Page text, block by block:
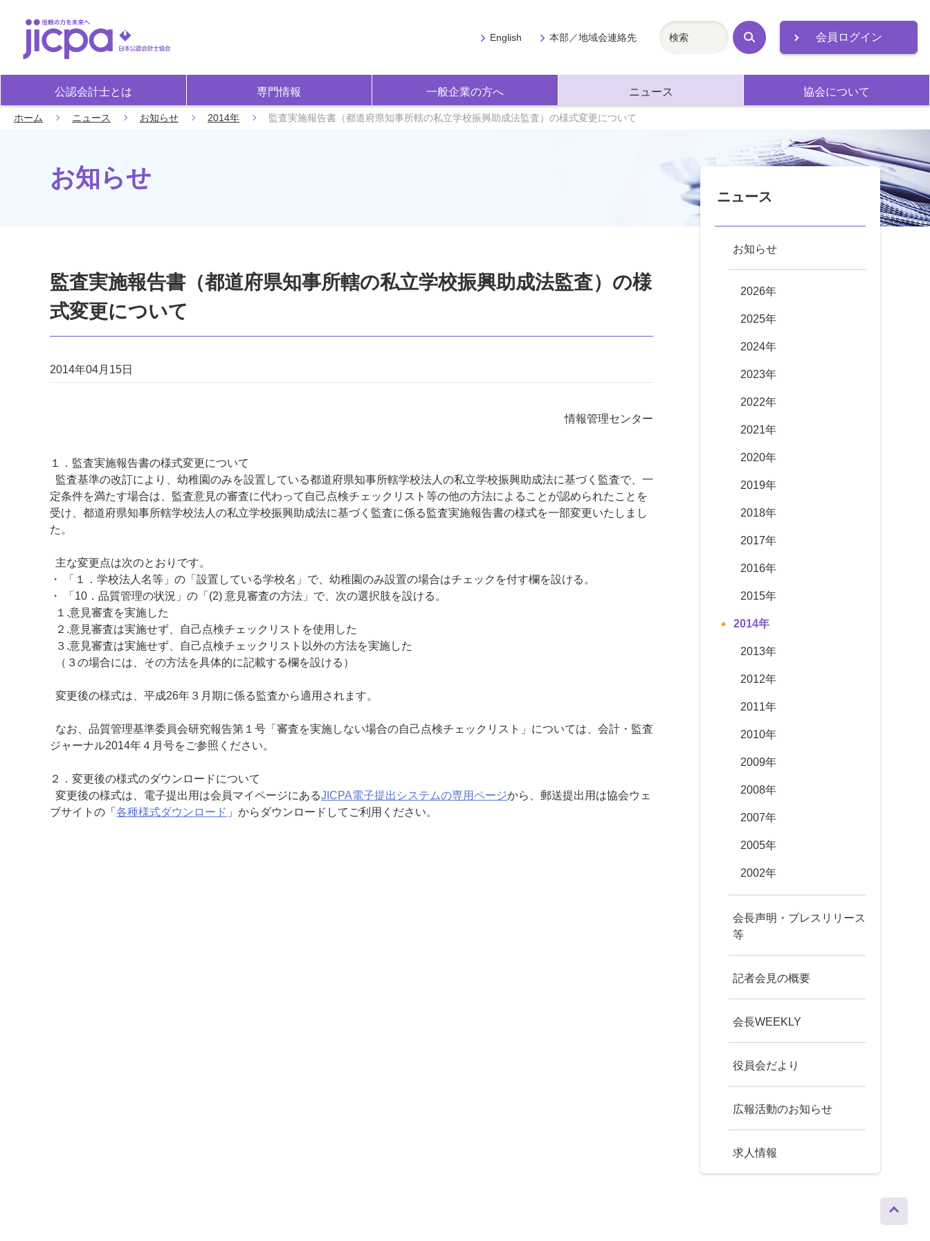
会員ログイン
公認会計士とは 専門情報 一般企業の方へ ニュース 協会について
English 本部／地域会連絡先
検
索
ホーム ニュース お知らせ 2014年 監査実施報告書（都道府県知事所轄の私立学校振興助成法監査）の様式変更について
お知らせ
監査実施報告書（都道府県知事所轄の私立学校振興助成法監査）の様
式変更について
2014年04月15日
情報管理センター
１．監査実施報告書の様式変更について
監査基準の改訂により、幼稚園のみを設置している都道府県知事所轄学校法人の私立学校振興助成法に基づく監査で、一
定条件を満たす場合は、監査意見の審査に代わって自己点検チェックリスト等の他の方法によることが認められたことを
受け、都道府県知事所轄学校法人の私立学校振興助成法に基づく監査に係る監査実施報告書の様式を一部変更いたしまし
た。
主な変更点は次のとおりです。
・ 「１．学校法人名等」の「設置している学校名」で、幼稚園のみ設置の場合はチェックを付す欄を設ける。
・ 「10．品質管理の状況」の「(2) 意見審査の方法」で、次の選択肢を設ける。
１.意見審査を実施した
２.意見審査は実施せず、自己点検チェックリストを使用した
３.意見審査は実施せず、自己点検チェックリスト以外の方法を実施した
（３の場合には、その方法を具体的に記載する欄を設ける）
変更後の様式は、平成26年３月期に係る監査から適用されます。
なお、品質管理基準委員会研究報告第１号「審査を実施しない場合の自己点検チェックリスト」については、会計・監査
ジャーナル2014年４月号をご参照ください。
２．変更後の様式のダウンロードについて
変更後の様式は、電子提出用は会員マイページにあるJICPA電子提出システムの専用ページから、郵送提出用は協会ウェ
ブサイトの「 各種様式ダウンロード 」からダウンロードしてご利用ください。
ニュース
お知らせ
2026年
2025年
2024年
2023年
2022年
2021年
2020年
2019年
2018年
2017年
2016年
2015年
2014年
2013年
2012年
2011年
2010年
2009年
2008年
2007年
2005年
2002年
会長声明・プレスリリース
等
記者会見の概要
会長WEEKLY
役員会だより
広報活動のお知らせ
求人情報
ップへ